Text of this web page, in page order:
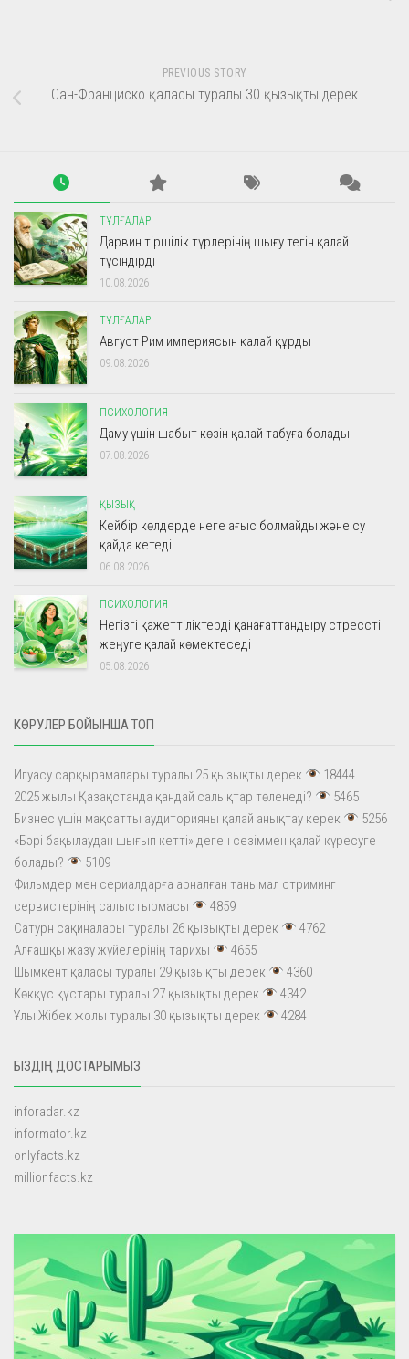
PREVIOUS STORY
Сан-Франциско қаласы туралы 30 қызықты дерек
ТҰЛҒАЛАР
Дарвин тіршілік түрлерінің шығу тегін қалай
түсіндірді
10.08.2026
ТҰЛҒАЛАР
Август Рим империясын қалай құрды
09.08.2026
ПСИХОЛОГИЯ
Даму үшін шабыт көзін қалай табуға болады
07.08.2026
ҚЫЗЫҚ
Кейбір көлдерде неге ағыс болмайды және су
қайда кетеді
06.08.2026
ПСИХОЛОГИЯ
Негізгі қажеттіліктерді қанағаттандыру стрессті
жеңуге қалай көмектеседі
05.08.2026
КӨРУЛЕР БОЙЫНША ТОП
Игуасу сарқырамалары туралы 25 қызықты дерек
18444
2025 жылы Қазақстанда қандай салықтар төленеді?
5465
Бизнес үшін мақсатты аудиторияны қалай анықтау керек
5256
«Бәрі бақылаудан шығып кетті» деген сезіммен қалай күресуге
болады?
5109
Фильмдер мен сериалдарға арналған танымал стриминг
сервистерінің салыстырмасы
4859
Сатурн сақиналары туралы 26 қызықты дерек
4762
Алғашқы жазу жүйелерінің тарихы
4655
Шымкент қаласы туралы 29 қызықты дерек
4360
Көкқұс құстары туралы 27 қызықты дерек
4342
Ұлы Жібек жолы туралы 30 қызықты дерек
4284
БІЗДІҢ ДОСТАРЫМЫЗ
inforadar.kz
informator.kz
onlyfacts.kz
millionfacts.kz